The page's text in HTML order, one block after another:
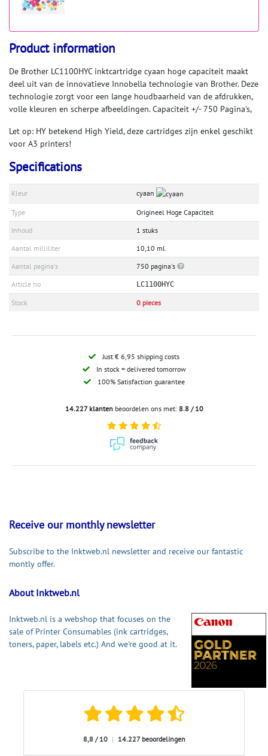
Product information
De Brother LC1100HYC inktcartridge cyaan hoge capaciteit maakt
deel uit van de innovatieve Innobella technologie van Brother. Deze
technologie zorgt voor een lange houdbaarheid van de afdrukken,
volle kleuren en scherpe afbeeldingen. Capaciteit +/- 750 Pagina's,
Let op: HY betekend High Yield, deze cartridges zijn enkel geschikt
voor A3 printers!
Specifications
Kleur cyaan
Type
Origineel Hoge Capaciteit
Inhoud
1 stuks
Aantal milliliter
10,10 ml.
Aantal pagina's
750 pagina's
Article no
LC1100HYC
Stock 0 pieces
Just € 6,95 shipping costs
In stock = delivered tomorrow
100% Satisfaction guarantee
14.227 klantenbeoordelen ons met: 8.8 / 10
Receive our monthly newsletter
Subscribe to the Inktweb.nl newsletter and receive our fantastic
montly offer.
About Inktweb.nl
Inktweb.nl is a webshop that focuses on the
sale of Printer Consumables (ink cartridges,
toners, paper, labels etc.) And we're good at it.
8,8 / 10 | 14.227 beoordelingen